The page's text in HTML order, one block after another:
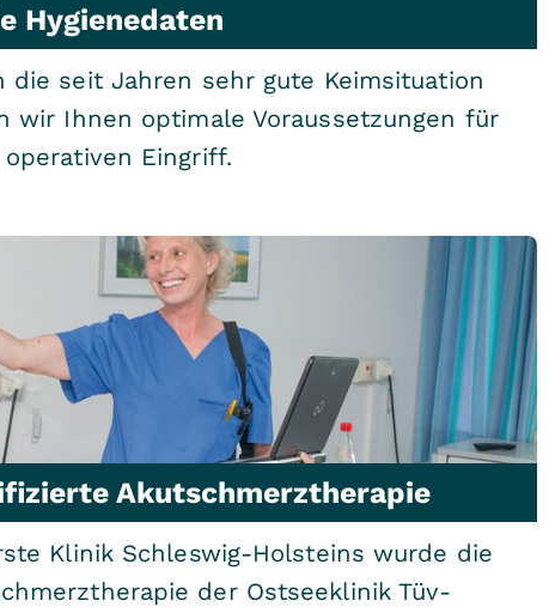
Hygienedaten
die seit Jahren sehr gute Keimsituation
wir Ihnen optimale Voraussetzungen für
Eingriff.
Akutschmerztherapie
Klinik Schleswig-Holsteins wurde die
der Ostseeklinik Tüv-